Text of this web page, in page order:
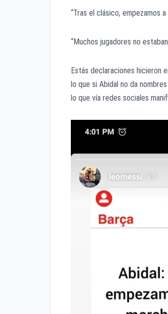
“Tras el clásico, empezamos
“Muchos jugadores no
Estás declaraciones hicieron
lo que si Abidal no da
lo que vía redes sociales